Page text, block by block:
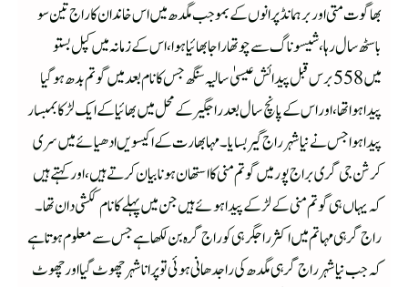
بھاگوت متی اور برہمانڈ پرانوں کے بموجب مگدھ میں اس خاندان کا راج تین سو
باسٹھ سال رہا ،شیسوناگ سے چوتھا راجا بھائیا ہوا، اس کے زمانہ میں کپل بستو
میں 558 برس قبل پیدائش عیسیٰ سالیہ سنگھ جس کا نام بعد میں گوتم بدھ ہوگیا
پیدا ہوا تھا،اور اس کے پانچ سال بعد راجگیر کے محل میں بھائیا کے ایک لڑکا بمبسار
پیدا ہوا جس نے نیا شہر راج گیر بسایا ۔ مہابھارت کے اکیسویں ادھیائے میں سری
کرشن جی گری براج پو ر میں گوتم منی کا استھان ہونا بیان کرتے ہیں ،اور کہتے ہیں
کہ یہاں ہی گوتم منی کے لڑکے پیدا ہوئے ہیں جن میں پہلے کا نام ککشی دان تھا۔
راج گرہی مہاتم میں اکثر راجگرہی کو راج گرہ بن لکھا ہے جس سے معلوم ہوتا ہے
کہ جب نیا شہر راج گرہی مگدھ کی راجدھانی ہوئی تو پرانا شہر چھوٹ گیااور چھوٹ